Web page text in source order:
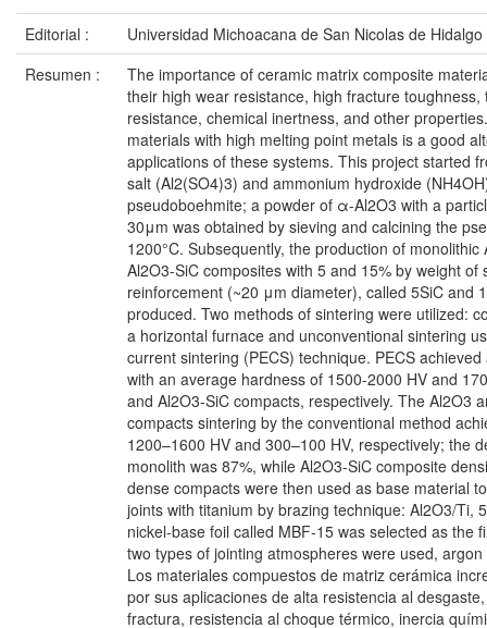
Editorial :
Universidad Michoacana de San Nicolas de Hidalgo
Resumen :
The importance of ceramic matrix composite
their high wear resistance, high fracture toughness,
resistance, chemical inertness, and other
materials with high melting point metals is a good
applications of these systems. This project started
salt (Al2(SO4)3) and ammonium hydroxide
pseudoboehmite; a powder of α-Al2O3 with a
30μm was obtained by sieving and calcining the
1200°C. Subsequently, the production of
Al2O3-SiC composites with 5 and 15% by weight of
reinforcement (~20 μm diameter), called 5SiC and
produced. Two methods of sintering were utilized:
a horizontal furnace and unconventional sintering
current sintering (PECS) technique. PECS
with an average hardness of 1500-2000 HV and
and Al2O3-SiC compacts, respectively. The Al2O3
compacts sintering by the conventional method
1200–1600 HV and 300–100 HV, respectively; the
monolith was 87%, while Al2O3-SiC composite
dense compacts were then used as base material
joints with titanium by brazing technique: Al2O3/Ti,
nickel-base foil called MBF-15 was selected as the
two types of jointing atmospheres were used,
Los materiales compuestos de matriz cerámica
por sus aplicaciones de alta resistencia al
fractura, resistencia al choque térmico, inercia